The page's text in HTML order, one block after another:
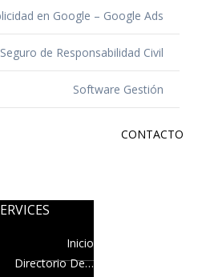
en Google – Google Ads
Seguro de Responsabilidad Civil
Software Gestión
CONTACTO
Inicio
Directorio De…